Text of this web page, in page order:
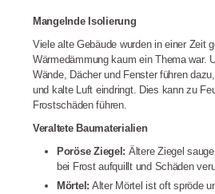
Mangelnde Isolierung
Viele alte Gebäude wurden in einer Zeit
Wärmedämmung kaum ein Thema war.
Wände, Dächer und Fenster führen
und kalte Luft eindringt. Dies kann zu
Frostschäden führen.
Veraltete Baumaterialien
Poröse Ziegel: Ältere Ziegel
bei Frost aufquillt und Schäden
Mörtel: Alter Mörtel ist oft spröde